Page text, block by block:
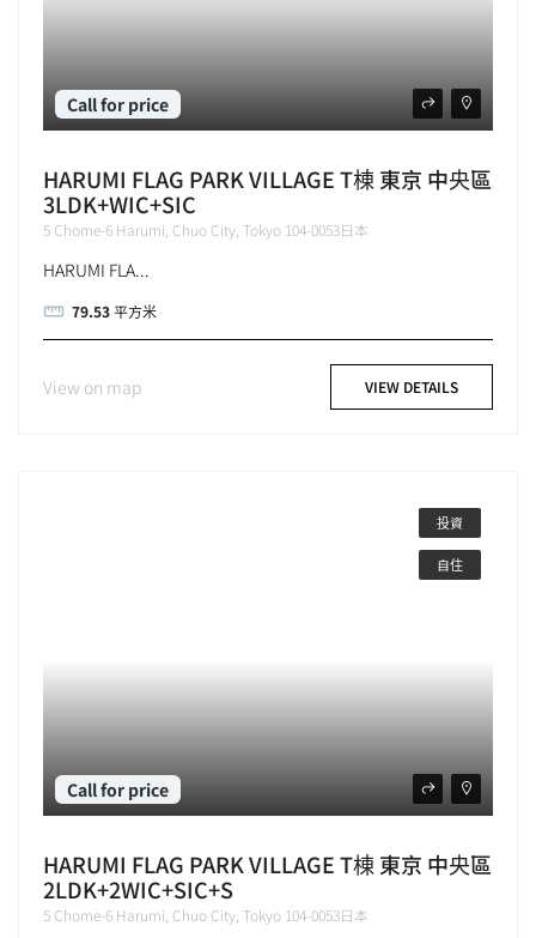
Call for price
HARUMI FLAG PARK VILLAGE T棟 東京 中央區
3LDK+WIC+SIC
5 Chome-6 Harumi, Chuo City, Tokyo 104-0053日本
HARUMI FLA...
79.53平方米
View on map VIEW DETAILS
投資
自住
Call for price
HARUMI FLAG PARK VILLAGE T棟 東京 中央區
2LDK+2WIC+SIC+S
5 Chome-6 Harumi, Chuo City, Tokyo 104-0053日本